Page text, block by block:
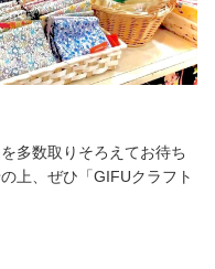
多数取りそろえてお待ち
上、ぜひ「GIFUクラフト